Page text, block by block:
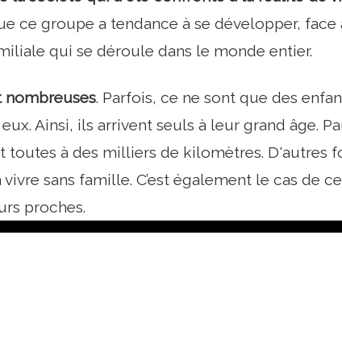
ce groupe a tendance à se développer, face
qui se déroule dans le monde entier.
nombreuses. Parfois, ce ne sont que des
Ainsi, ils arrivent seuls à leur grand âge.
toutes à des milliers de kilomètres. D'autres
sans famille. C’est également le cas de
proches.